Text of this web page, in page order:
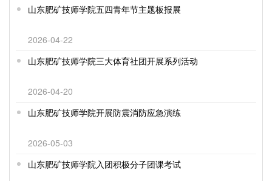
山东肥矿技师学院五四青年节主题板报展
2026-04-22
山东肥矿技师学院三大体育社团开展系列活动
2026-04-20
山东肥矿技师学院开展防震消防应急演练
2026-05-03
山东肥矿技师学院入团积极分子团课考试